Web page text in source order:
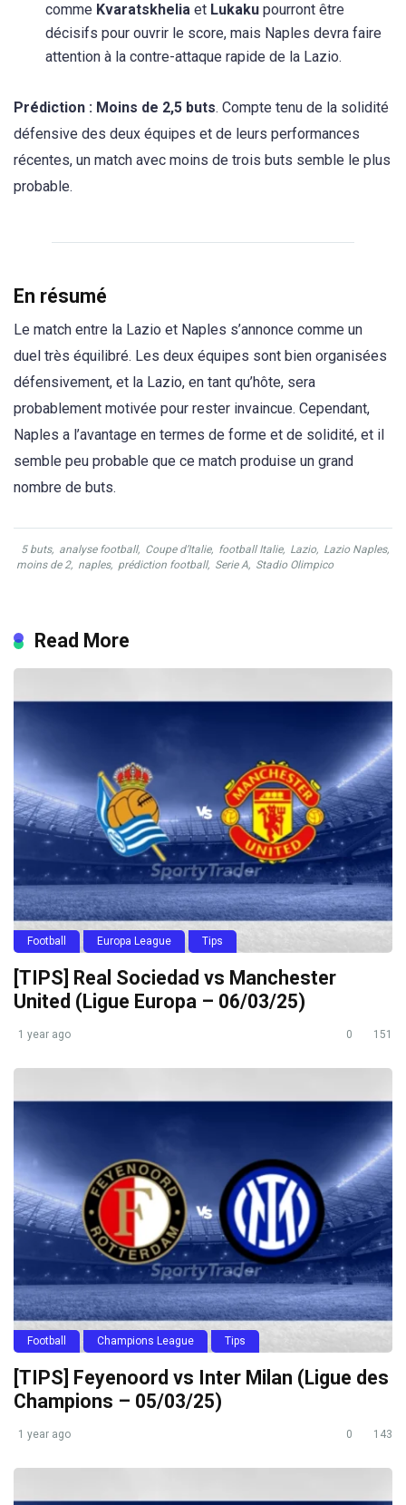
comme Kvaratskhelia et Lukaku pourront être
décisifs pour ouvrir le score, mais Naples devra faire
attention à la contre-attaque rapide de la Lazio.
Prédiction : Moins de 2,5 buts. Compte tenu de la solidité
défensive des deux équipes et de leurs performances
récentes, un match avec moins de trois buts semble le plus
probable.
En résumé
Le match entre la Lazio et Naples s’annonce comme un
duel très équilibré. Les deux équipes sont bien organisées
défensivement, et la Lazio, en tant qu’hôte, sera
probablement motivée pour rester invaincue. Cependant,
Naples a l’avantage en termes de forme et de solidité, et il
semble peu probable que ce match produise un grand
nombre de buts.
5 buts, analyse football, Coupe d’Italie, football Italie, Lazio, Lazio Naples,
moins de 2, naples, prédiction football, Serie A, Stadio Olimpico
Read More
Football Europa League Tips
[TIPS] Real Sociedad vs Manchester
United (Ligue Europa – 06/03/25)
1 year ago 0 151
Football Champions League Tips
[TIPS] Feyenoord vs Inter Milan (Ligue des
Champions – 05/03/25)
1 year ago 0 143